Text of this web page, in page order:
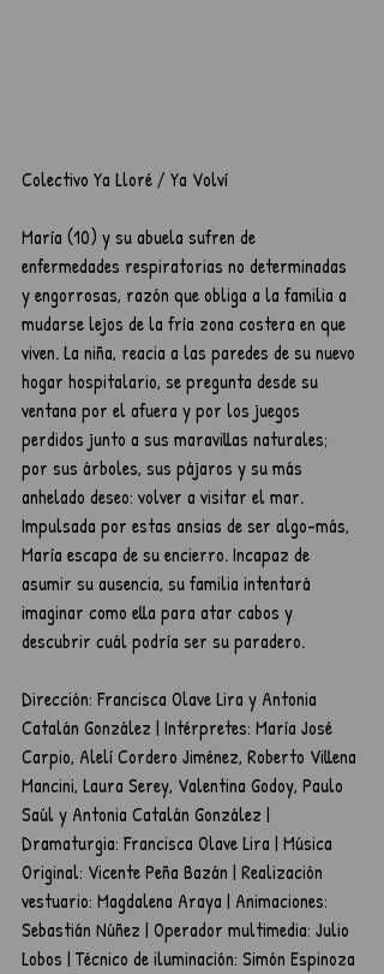
Colectivo Ya Lloré / Ya Volví
María (10) y su abuela sufren de
enfermedades respiratorias no determinadas
y engorrosas, razón que obliga a la familia a
mudarse lejos de la fría zona costera en que
viven. La niña, reacia a las paredes de su nuevo
hogar hospitalario, se pregunta desde su
ventana por el afuera y por los juegos
perdidos junto a sus maravillas naturales;
por sus árboles, sus pájaros y su más
anhelado deseo: volver a visitar el mar.
Impulsada por estas ansias de ser algo-más,
María escapa de su encierro. Incapaz de
asumir su ausencia, su familia intentará
imaginar como ella para atar cabos y
descubrir cuál podría ser su paradero.
Dirección: Francisca Olave Lira y Antonia
Catalán González | Intérpretes: María José
Carpio, Alelí Cordero Jiménez, Roberto Villena
Mancini, Laura Serey, Valentina Godoy, Paulo
Saúl y Antonia Catalán González |
Dramaturgia: Francisca Olave Lira | Música
Original: Vicente Peña Bazán | Realización
vestuario: Magdalena Araya | Animaciones:
Sebastián Núñez | Operador multimedia: Julio
Lobos | Técnico de iluminación: Simón Espinoza